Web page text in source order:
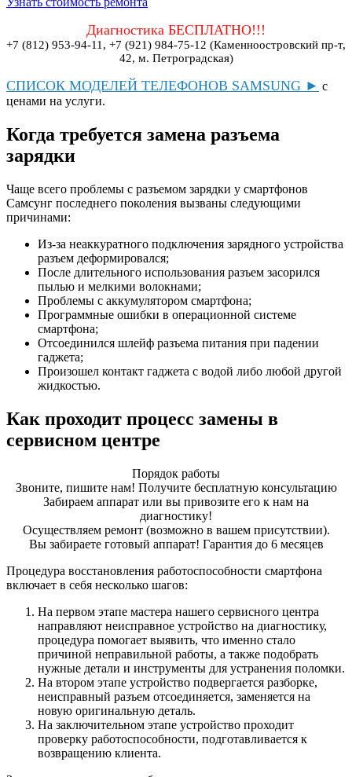
Диагностика БЕСПЛАТНО!!!
+7 (812) 953-94-11, +7 (921) 984-75-12 (Каменноостровский пр-т,
42, м. Петроградская)
СПИСОК МОДЕЛЕЙ ТЕЛЕФОНОВ SAMSUNG ► с
ценами на услуги.
Когда требуется замена разъема
зарядки
Чаще всего проблемы с разъемом зарядки у смартфонов
Самсунг последнего поколения вызваны следующими
причинами:
Из-за неаккуратного подключения зарядного устройства
разъем деформировался;
После длительного использования разъем засорился
пылью и мелкими волокнами;
Проблемы с аккумулятором смартфона;
Программные ошибки в операционной системе
смартфона;
Отсоединился шлейф разъема питания при падении
гаджета;
Произошел контакт гаджета с водой либо любой другой
жидкостью.
Как проходит процесс замены в
сервисном центре
Порядок работы
Звоните, пишите нам! Получите бесплатную консультацию
Забираем аппарат или вы привозите его к нам на
диагностику!
Осуществляем ремонт (возможно в вашем присутствии).
Вы забираете готовый аппарат! Гарантия до 6 месяцев
Процедура восстановления работоспособности смартфона
включает в себя несколько шагов:
На первом этапе мастера нашего сервисного центра
направляют неисправное устройство на диагностику,
процедура помогает выявить, что именно стало
причиной неправильной работы, а также подобрать
нужные детали и инструменты для устранения поломки.
На втором этапе устройство подвергается разборке,
неисправный разъем отсоединяется, заменяется на
новую оригинальную деталь.
На заключительном этапе устройство проходит
проверку работоспособности, подготавливается к
возвращению клиента.